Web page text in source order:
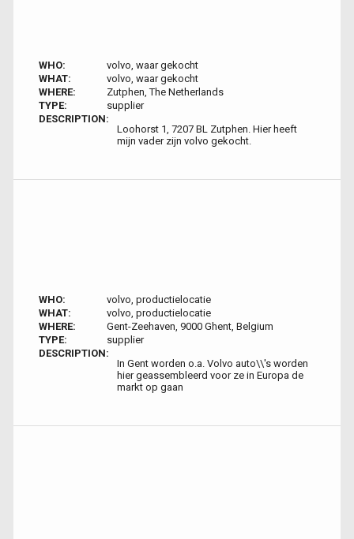
WHO:
volvo, waar gekocht
WHAT:
volvo, waar gekocht
WHERE:
Zutphen, The Netherlands
TYPE:
supplier
DESCRIPTION:
Loohorst 1, 7207 BL Zutphen. Hier heeft
mijn vader zijn volvo gekocht.
WHO:
volvo, productielocatie
WHAT:
volvo, productielocatie
WHERE:
Gent-Zeehaven, 9000 Ghent, Belgium
TYPE:
supplier
DESCRIPTION:
In Gent worden o.a. Volvo auto\\'s worden
hier geassembleerd voor ze in Europa de
markt op gaan